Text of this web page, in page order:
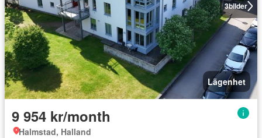
3bilder
Lägenhet
9 954 kr/month
Halmstad, Halland